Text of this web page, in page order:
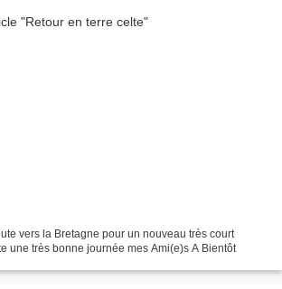
vers la Bretagne pour un nouveau très court
une très bonne journée mes Ami(e)s A Bientôt